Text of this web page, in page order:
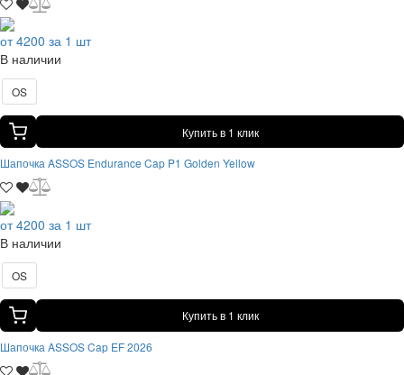
от 4200 за 1 шт
В наличии
OS
Купить в 1 клик
Шапочка ASSOS Endurance Cap P1 Golden Yellow
от 4200 за 1 шт
В наличии
OS
Купить в 1 клик
Шапочка ASSOS Cap EF 2026